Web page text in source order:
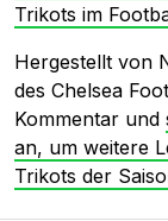
Trikots im
Hergestellt von
des Chelsea
Kommentar und
an, um weitere
Trikots der